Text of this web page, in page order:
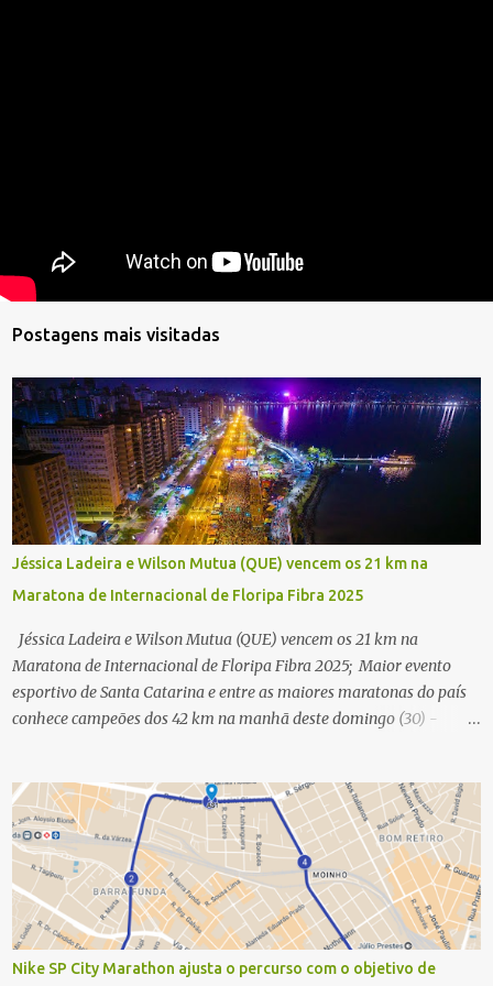
Postagens mais visitadas
Jéssica Ladeira e Wilson Mutua (QUE) vencem os 21 km na
Maratona de Internacional de Floripa Fibra 2025
Jéssica Ladeira e Wilson Mutua (QUE) vencem os 21 km na
Maratona de Internacional de Floripa Fibra 2025; Maior evento
esportivo de Santa Catarina e entre as maiores maratonas do país
conhece campeões dos 42 km na manhã deste domingo (30) -
Floripa Fibra 2025. Na manhã deste sábado (30) foram conhecidos
os campeões dos 21 km do maior evento esportivo de Santa
Catarina. A mineira Jessica Ladeira e o queniano Wilson Mutua
foram os vencedores da meia maratona, ambos com a quebra de
recorde da prova. Neste domingo (31) será a vez da prova principal,
os 42,195 km da maratona, além da corrida de 5 KM. As largadas,
na Avenida Beira-Mar Norte, em Florianópolis, na altura do
Nike SP City Marathon ajusta o percurso com o objetivo de